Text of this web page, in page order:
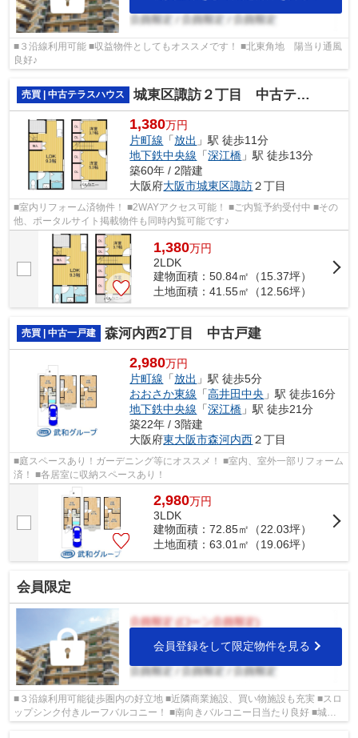
■３沿線利用可能 ■収益物件としてもオススメです！ ■北東角地 陽当り通風
良好♪
売買 | 中古テラスハウス 城東区諏訪２丁目 中古テラスハウス
1,380万円
片町線 「放出 」駅 徒歩11分
地下鉄中央線 「深江橋 」駅 徒歩13分
築60年 / 2階建
大阪府大阪市城東区諏訪２丁目
■室内リフォーム済物件！ ■2WAYアクセス可能！ ■ご内覧予約受付中 ■その
他、ポータルサイト掲載物件も同時内覧可能です♪
1,380万円
2LDK
建物面積：50.84㎡（15.37坪）
土地面積：41.55㎡（12.56坪）
売買 | 中古一戸建 森河内西2丁目 中古戸建
2,980万円
片町線 「放出 」駅 徒歩5分
おおさか東線 「高井田中央 」駅 徒歩16分
地下鉄中央線 「深江橋 」駅 徒歩21分
築22年 / 3階建
大阪府東大阪市森河内西２丁目
■庭スペースあり！ガーデニング等にオススメ！ ■室内、室外一部リフォーム
済！ ■各居室に収納スペースあり！
2,980万円
3LDK
建物面積：72.85㎡（22.03坪）
土地面積：63.01㎡（19.06坪）
会員限定
会員登録をして限定物件を見る
■３沿線利用可能徒歩圏内の好立地 ■近隣商業施設、買い物施設も充実 ■スロ
ップシンク付きルーフバルコニー！ ■南向きバルコニー日当たり良好 ■城東
区の物件情報は武和グループまで！